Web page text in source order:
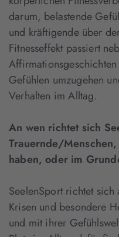
darum, belastende
und kräftigende über
Fitnesseffekt passiert
Gefühlen umzugehen
Verhalten im Alltag.
An wen richtet sich
Trauernde/
haben, oder im
SeelenSport richtet
Krisen und besondere
und mit ihrer